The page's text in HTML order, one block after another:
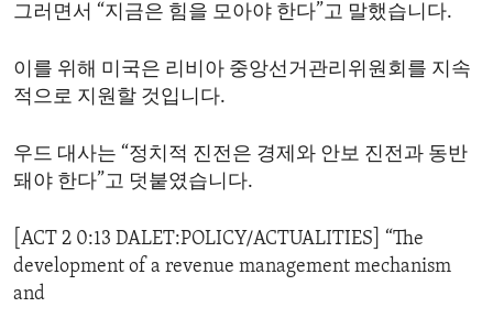
그러면서 “지금은 힘을 모아야 한다”고 말했습니다.
이를 위해 미국은 리비아 중앙선거관리위원회를 지속
적으로 지원할 것입니다.
우드 대사는 “정치적 진전은 경제와 안보 진전과 동반
돼야 한다”고 덧붙였습니다.
[ACT 2 0:13 DALET:POLICY/ACTUALITIES] “The
development of a revenue management mechanism
and